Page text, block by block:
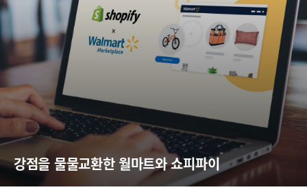
강점을 물물교환한 월마트와 쇼피파이